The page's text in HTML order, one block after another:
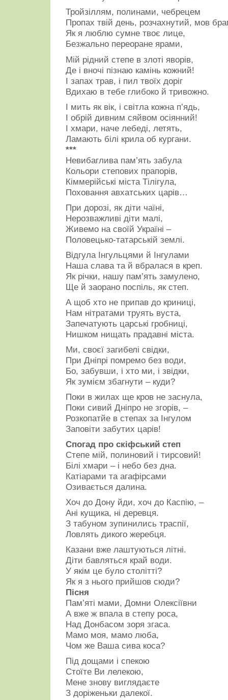
Тройзіллям, полинами, чебрецем
Пропах твій день, розчахнутий, мов
Як я люблю сумне твоє лице,
Безжально переоране ярами,
Мій рідний степе в злоті яворів,
Де і вночі пізнаю камінь кожний!
І запах трав, і пил твоїх доріг
Вдихаю в тебе глибоко й тривожно.
І мить як вік, і світла кожна п’ядь,
І обрій дивним сяйвом осіянний!
І хмари, наче лебеді, летять,
Ламають білі крила об кургани.
***
Невибаглива пам’ять забула
Кольори степових прапорів,
Кіммерійські міста Тілігула,
Поховання авхатських царів…
При дорозі, як діти чаїні,
Нерозважливі діти малі,
Живемо на своїй Україні –
Половецько-татарській землі.
Відгула Інгульцями й Інгулами
Наша слава та й вбралася в креп.
Як річки, нашу пам’ять замулено,
Ще й заорано поспіль, як степ.
А щоб хто не припав до криниці,
Нам нітратами труять вуста,
Запечатують царські гробниці,
Нишком нищать прадавні міста.
Ми, своєї загибелі свідки,
При Дніпрі помремо без води,
Бо, забувши, і хто ми, і звідки,
Як зумієм збагнути – куди?
Поки в жилах ще кров не заснула,
Поки сивий Дніпро не згорів, –
Розкопатйе в степах за Інгулом
Заповіти забутих царів!
Спогад про скіфський степ
Степе мій, полиновий і тирсовий!
Білі хмари – і небо без дна.
Катіарами та агафірсами
Озивається далина.
Хоч до Дону йди, хоч до Каспію, –
Ані кущика, ні деревця.
З табуном зупинились траспії,
Ловлять дикого жеребця.
Казани вже лаштуються літні.
Діти бавляться край води.
У якім це було столітті?
Як я з нього прийшов сюди?
Пісня
Пам’яті мами, Домни Олексіївни
А вже ж впала в степу роса,
Над Донбасом зоря згаса.
Мамо моя, мамо люба,
Чом же Ваша сива коса?
Під дощами і спекою
Стоїте Ви лелекою,
Мене знову виглядаєте
З доріженьки далекої.